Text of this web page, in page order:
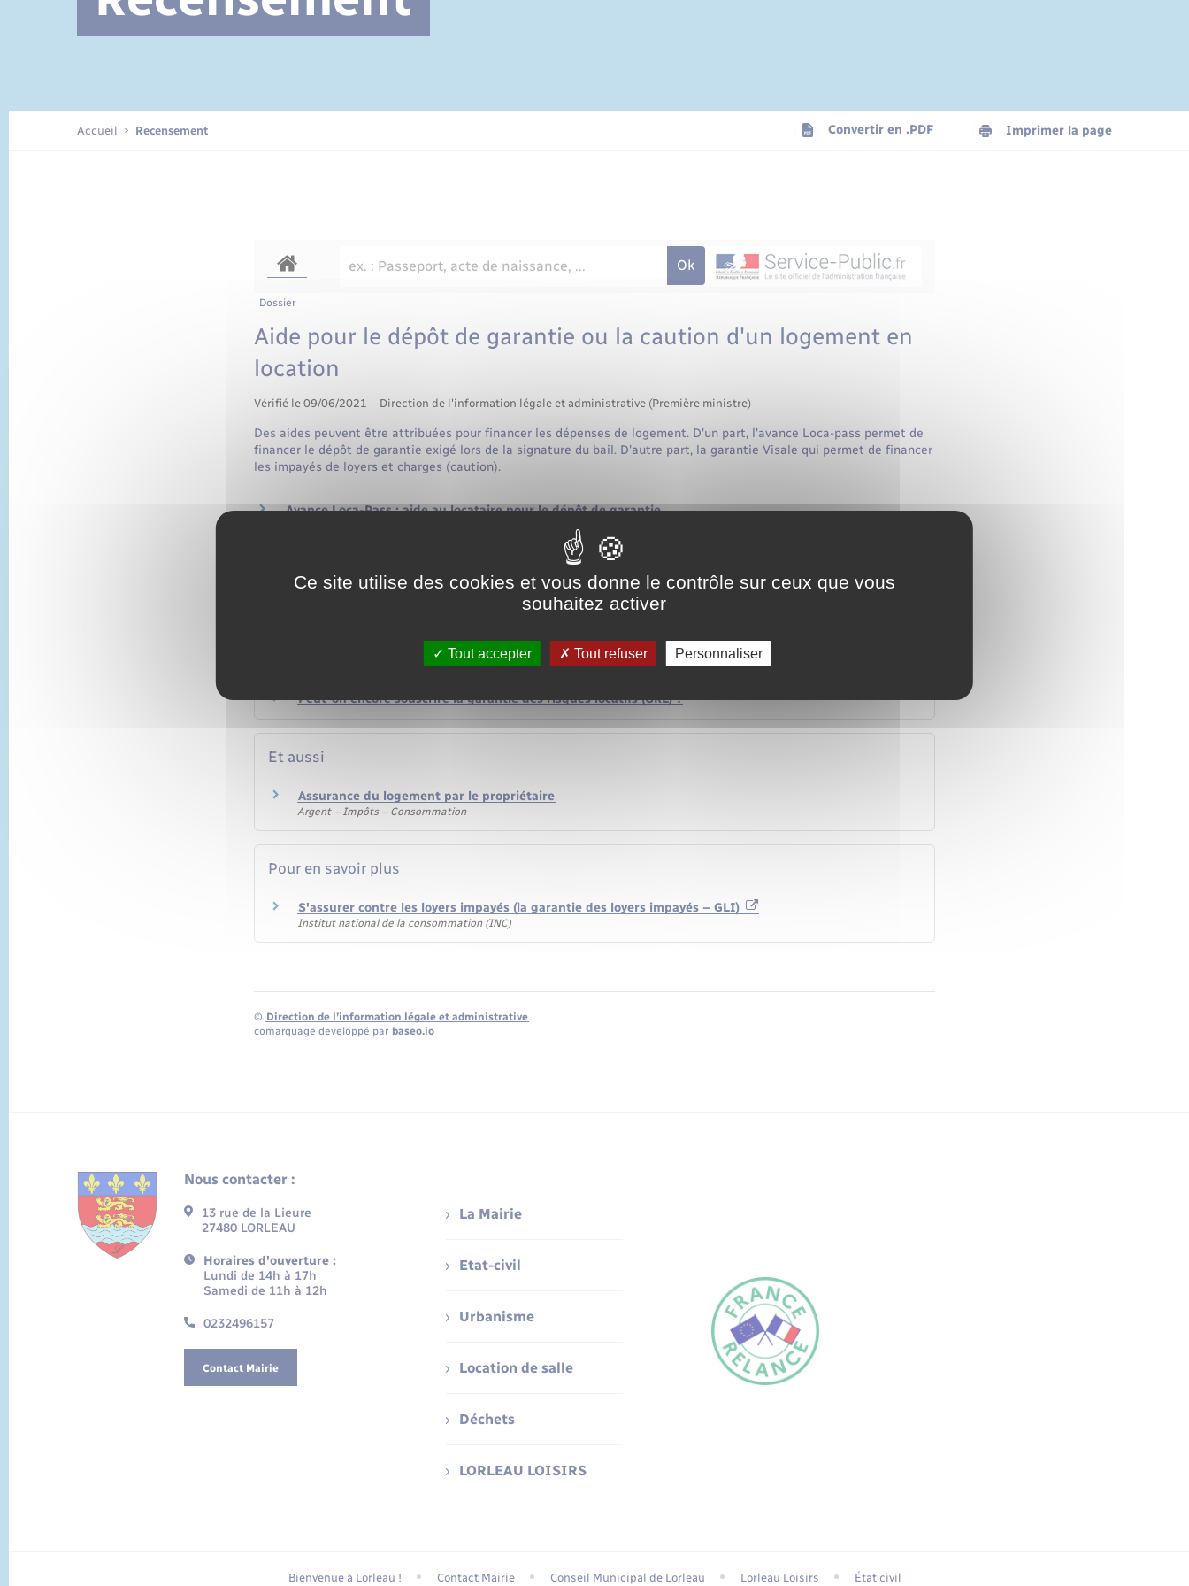
Documents d’identité
Accueil Recensement Convertir en .PDF Imprimer la page
Dossier
Aide pour le dépôt de garantie ou la caution d'un logement en
location
Vérifié le 09/06/2021 – Direction de l'information légale et administrative (Première ministre)
Des aides peuvent être attribuées pour financer les dépenses de logement. D'un part, l'avance Loca-pass permet de
financer le dépôt de garantie exigé lors de la signature du bail. D'autre part, la garantie Visale qui permet de financer
les impayés de loyers et charges (caution).
Avance Loca-Pass : aide au locataire pour le dépôt de garantie
Garantie Visale : caution pour le locataire (impayés et dégradations)
Peut-on encore obtenir la garantie Loca-Pass ?
Peut-on encore souscrire la garantie des risques locatifs (GRL) ?
Et aussi
Assurance du logement par le propriétaire
Argent – Impôts – Consommation
Pour en savoir plus
S'assurer contre les loyers impayés (la garantie des loyers impayés – GLI)
Institut national de la consommation (INC)
© Direction de l’information légale et administrative
comarquage developpé par baseo.io
Nous contacter :
13 rue de la Lieure
27480 LORLEAU
Horaires d'ouverture :
Lundi de 14h à 17h
Samedi de 11h à 12h
0232496157
Contact Mairie
La Mairie
Etat-civil
Urbanisme
Location de salle
Déchets
LORLEAU LOISIRS
Bienvenue à Lorleau ! Contact Mairie Conseil Municipal de Lorleau Lorleau Loisirs État civil
Ce site utilise des cookies et vous donne le contrôle sur ceux que vous
souhaitez activer
Tout accepter Tout refuser Personnaliser